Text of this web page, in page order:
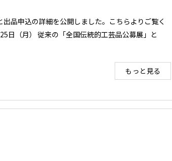
品申込の詳細を公開しました。こちらよりご覧く
（月） 従来の「全国伝統的工芸品公募展」と
もっと見る